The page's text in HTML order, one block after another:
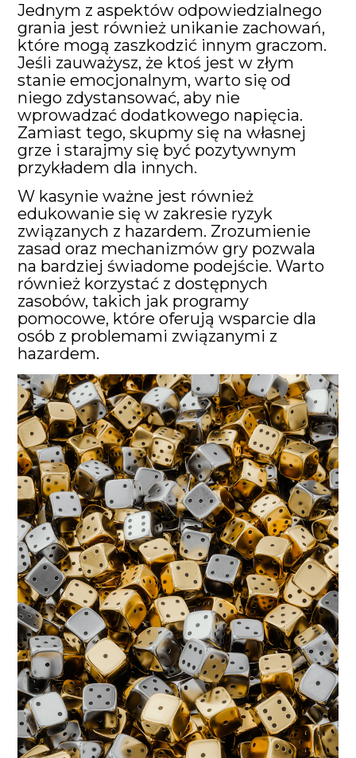
Jednym z aspektów odpowiedzialnego
grania jest również unikanie zachowań,
które mogą zaszkodzić innym graczom.
Jeśli zauważysz, że ktoś jest w złym
stanie emocjonalnym, warto się od
niego zdystansować, aby nie
wprowadzać dodatkowego napięcia.
Zamiast tego, skupmy się na własnej
grze i starajmy się być pozytywnym
przykładem dla innych.
W kasynie ważne jest również
edukowanie się w zakresie ryzyk
związanych z hazardem. Zrozumienie
zasad oraz mechanizmów gry pozwala
na bardziej świadome podejście. Warto
również korzystać z dostępnych
zasobów, takich jak programy
pomocowe, które oferują wsparcie dla
osób z problemami związanymi z
hazardem.